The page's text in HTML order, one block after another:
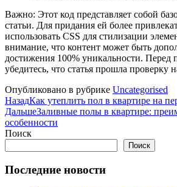
Важно: Этот код представляет собой
статьи. Для придания ей более
использовать CSS для стилизации
внимание, что контент может быть
достижения 100% уникальности. Перед
убедитесь, что статья прошла проверку
Опубликовано в рубрике Uncategorised
НазадКак утеплить пол в квартире на
ДальшеЗаливные полы в квартире:
особенности
Поиск
Поиск
Последние новости